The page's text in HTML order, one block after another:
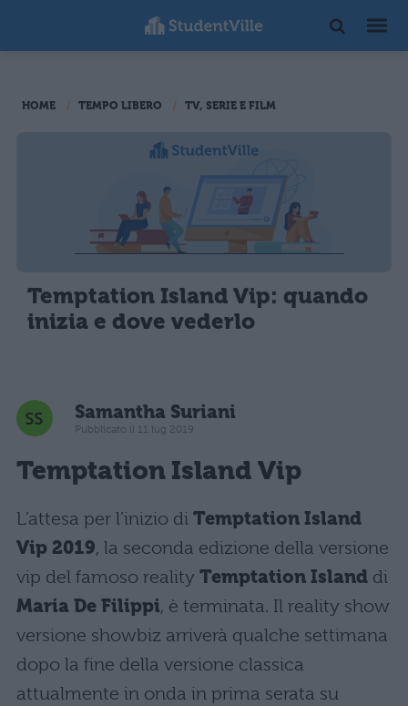
HOME TEMPO LIBERO TV, SERIE E FILM
Temptation Island Vip: quando
inizia e dove vederlo
Samantha Suriani
Pubblicato il 11 lug 2019
Temptation Island Vip
L’attesa per l’inizio di Temptation Island
Vip 2019, la seconda edizione della versione
vip del famoso reality Temptation Island di
Maria De Filippi, è terminata. Il reality show
versione showbiz arriverà qualche settimana
dopo la fine della versione classica
attualmente in onda in prima serata su